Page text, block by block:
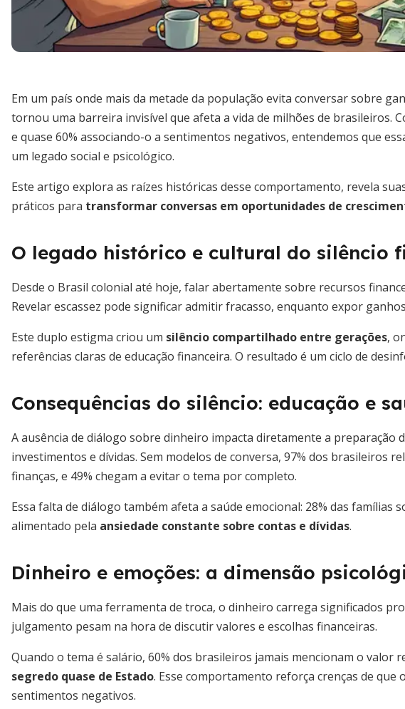
Em um país onde mais da metade da população evita conversar sobre
tornou uma barreira invisível que afeta a vida de milhões de brasileiros.
e quase 60% associando-o a sentimentos negativos, entendemos que
um legado social e psicológico.
Este artigo explora as raízes históricas desse comportamento, revela
práticos para transformar conversas em oportunidades de
O legado histórico e cultural do silêncio
Desde o Brasil colonial até hoje, falar abertamente sobre recursos
Revelar escassez pode significar admitir fracasso, enquanto expor
Este duplo estigma criou um silêncio compartilhado entre gerações,
referências claras de educação financeira. O resultado é um ciclo de
Consequências do silêncio: educação e
A ausência de diálogo sobre dinheiro impacta diretamente a preparação
investimentos e dívidas. Sem modelos de conversa, 97% dos brasileiros
finanças, e 49% chegam a evitar o tema por completo.
Essa falta de diálogo também afeta a saúde emocional: 28% das famílias
alimentado pela ansiedade constante sobre contas e dívidas.
Dinheiro e emoções: a dimensão
Mais do que uma ferramenta de troca, o dinheiro carrega significados
julgamento pesam na hora de discutir valores e escolhas financeiras.
Quando o tema é salário, 60% dos brasileiros jamais mencionam o valor
segredo quase de Estado. Esse comportamento reforça crenças de
sentimentos negativos.